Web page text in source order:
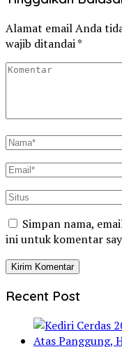
Alamat email Anda
wajib ditandai*
Simpan nama,
ini untuk komentar
Recent Post